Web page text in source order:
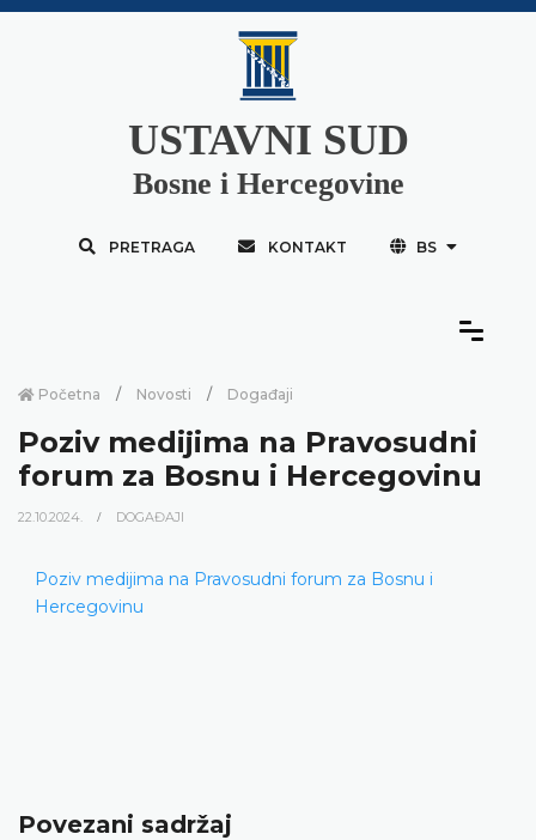
USTAVNI SUD
Bosne i Hercegovine
PRETRAGA KONTAKT BS
Početna Novosti Događaji
Poziv medijima na Pravosudni
forum za Bosnu i Hercegovinu
22.10.2024. DOGAĐAJI
Poziv medijima na Pravosudni forum za Bosnu i
Hercegovinu
Povezani sadržaj